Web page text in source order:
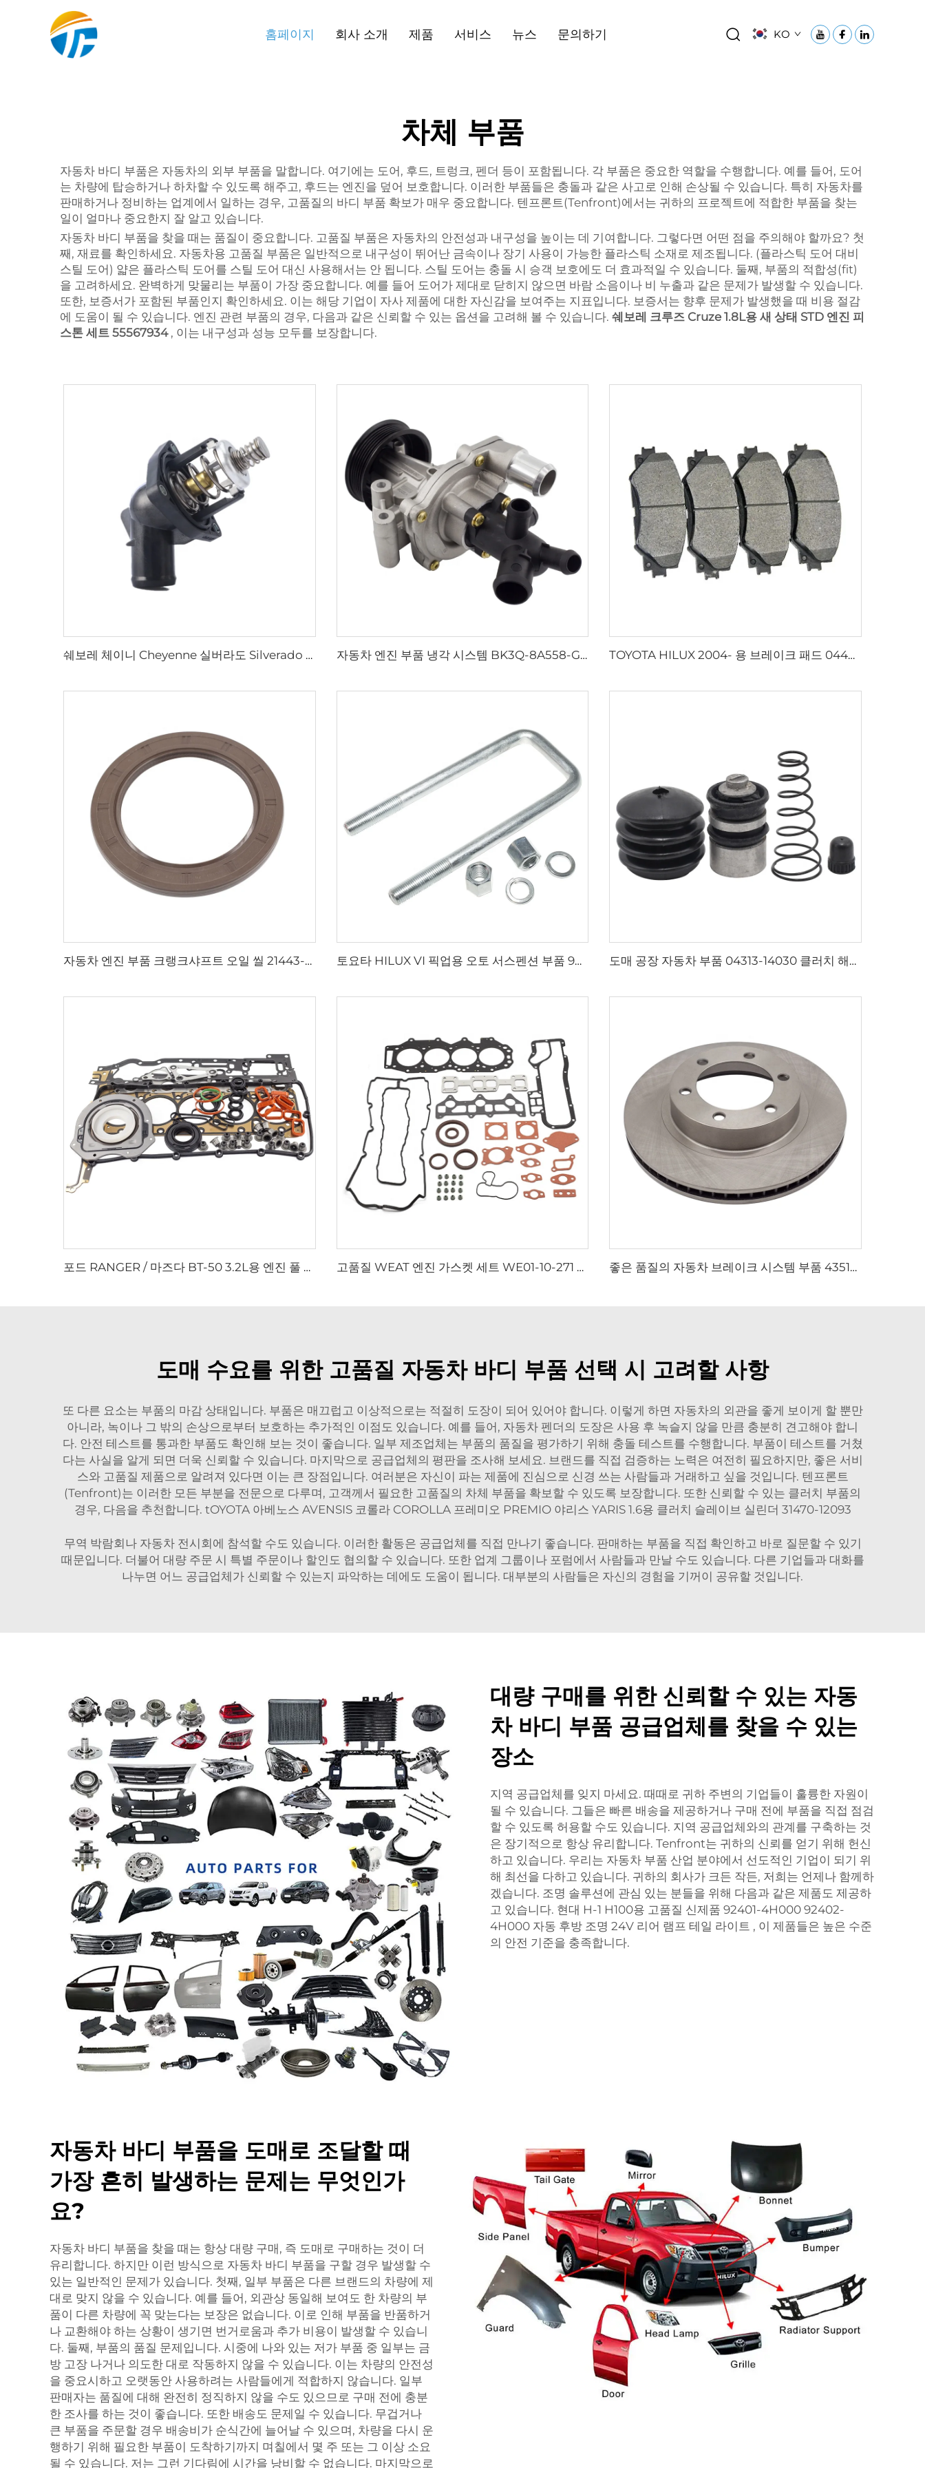
홈페이지 회사 소개 제품 서비스 뉴스 문의하기 KO
차체 부품
자동차 바디 부품은 자동차의 외부 부품을 말합니다. 여기에는 도어, 후드, 트렁크, 펜더 등이 포함됩니다. 각 부품은 중요한 역할을 수행합니다. 예를 들어, 도어
는 차량에 탑승하거나 하차할 수 있도록 해주고, 후드는 엔진을 덮어 보호합니다. 이러한 부품들은 충돌과 같은 사고로 인해 손상될 수 있습니다. 특히 자동차를
판매하거나 정비하는 업계에서 일하는 경우, 고품질의 바디 부품 확보가 매우 중요합니다. 텐프론트(Tenfront)에서는 귀하의 프로젝트에 적합한 부품을 찾는
일이 얼마나 중요한지 잘 알고 있습니다.
자동차 바디 부품을 찾을 때는 품질이 중요합니다. 고품질 부품은 자동차의 안전성과 내구성을 높이는 데 기여합니다. 그렇다면 어떤 점을 주의해야 할까요? 첫
째, 재료를 확인하세요. 자동차용 고품질 부품은 일반적으로 내구성이 뛰어난 금속이나 장기 사용이 가능한 플라스틱 소재로 제조됩니다. (플라스틱 도어 대비
스틸 도어) 얇은 플라스틱 도어를 스틸 도어 대신 사용해서는 안 됩니다. 스틸 도어는 충돌 시 승객 보호에도 더 효과적일 수 있습니다. 둘째, 부품의 적합성(fit)
을 고려하세요. 완벽하게 맞물리는 부품이 가장 중요합니다. 예를 들어 도어가 제대로 닫히지 않으면 바람 소음이나 비 누출과 같은 문제가 발생할 수 있습니다.
또한, 보증서가 포함된 부품인지 확인하세요. 이는 해당 기업이 자사 제품에 대한 자신감을 보여주는 지표입니다. 보증서는 향후 문제가 발생했을 때 비용 절감
에 도움이 될 수 있습니다. 엔진 관련 부품의 경우, 다음과 같은 신뢰할 수 있는 옵션을 고려해 볼 수 있습니다. 쉐보레 크루즈 Cruze 1.8L용 새 상태 STD 엔진 피
스톤 세트 55567934 , 이는 내구성과 성능 모두를 보장합니다.
쉐보레 체이니 Cheyenne 실버라도 Silverado 서브어반 Suburban 타호 Tahoe 5.3용 새로운 엔진 냉각수 온도조절기 워터 온도조절기 12674639 자동차 엔진 부품 냉각 시스템 BK3Q-8A558-GC 워터펌프 어셈블리 BK3Q8A558GC, 포드 레인저 3.2용 워터펌프 TOYOTA HILUX 2004- 용 브레이크 패드 04465-0K160 자동 제동 시스템
자동차 엔진 부품 크랭크샤프트 오일 씰 21443-2B020 리어 메인 씰 108*76*8mm G4FC G4FD G4FA 엔진 크랭크샤프트 씰 현대용 토요타 HILUX VI 픽업용 오토 서스펜션 부품 90117-T0002 리어 리프 스프링 2L 2L-T 3L 5L 1KD-FTV 2KD-FTV U-볼트 도매 공장 자동차 부품 04313-14030 클러치 해제 실린더 수리 키트 - 토요타 코롤라 / 다이하츠 테리오스 전용
포드 RANGER / 마즈다 BT-50 3.2L용 엔진 풀 가스킷 세트 AB39-6079-AB 오버홀 씰 가스킷 키트 고품질 WEAT 엔진 가스켓 세트 WE01-10-271 오버홀 실링 키트 포드 RANGER 3.0L / 마즈다 BT-50 3.0L용 좋은 품질의 자동차 브레이크 시스템 부품 43512-35321 브레이크 디스크, 토요타 FJ 크루저 / 랜드 크루저 프라도 전용
도매 수요를 위한 고품질 자동차 바디 부품 선택 시 고려할 사항
또 다른 요소는 부품의 마감 상태입니다. 부품은 매끄럽고 이상적으로는 적절히 도장이 되어 있어야 합니다. 이렇게 하면 자동차의 외관을 좋게 보이게 할 뿐만
아니라, 녹이나 그 밖의 손상으로부터 보호하는 추가적인 이점도 있습니다. 예를 들어, 자동차 펜더의 도장은 사용 후 녹슬지 않을 만큼 충분히 견고해야 합니
다. 안전 테스트를 통과한 부품도 확인해 보는 것이 좋습니다. 일부 제조업체는 부품의 품질을 평가하기 위해 충돌 테스트를 수행합니다. 부품이 테스트를 거쳤
다는 사실을 알게 되면 더욱 신뢰할 수 있습니다. 마지막으로 공급업체의 평판을 조사해 보세요. 브랜드를 직접 검증하는 노력은 여전히 필요하지만, 좋은 서비
스와 고품질 제품으로 알려져 있다면 이는 큰 장점입니다. 여러분은 자신이 파는 제품에 진심으로 신경 쓰는 사람들과 거래하고 싶을 것입니다. 텐프론트
(Tenfront)는 이러한 모든 부분을 전문으로 다루며, 고객께서 필요한 고품질의 차체 부품을 확보할 수 있도록 보장합니다. 또한 신뢰할 수 있는 클러치 부품의
경우, 다음을 추천합니다. tOYOTA 아베노스 AVENSIS 코롤라 COROLLA 프레미오 PREMIO 야리스 YARIS 1.6용 클러치 슬레이브 실린더 31470-12093
무역 박람회나 자동차 전시회에 참석할 수도 있습니다. 이러한 활동은 공급업체를 직접 만나기 좋습니다. 판매하는 부품을 직접 확인하고 바로 질문할 수 있기
때문입니다. 더불어 대량 주문 시 특별 주문이나 할인도 협의할 수 있습니다. 또한 업계 그룹이나 포럼에서 사람들과 만날 수도 있습니다. 다른 기업들과 대화를
나누면 어느 공급업체가 신뢰할 수 있는지 파악하는 데에도 도움이 됩니다. 대부분의 사람들은 자신의 경험을 기꺼이 공유할 것입니다.
대량 구매를 위한 신뢰할 수 있는 자동
차 바디 부품 공급업체를 찾을 수 있는
장소
지역 공급업체를 잊지 마세요. 때때로 귀하 주변의 기업들이 훌륭한 자원이
될 수 있습니다. 그들은 빠른 배송을 제공하거나 구매 전에 부품을 직접 점검
할 수 있도록 허용할 수도 있습니다. 지역 공급업체와의 관계를 구축하는 것
은 장기적으로 항상 유리합니다. Tenfront는 귀하의 신뢰를 얻기 위해 헌신
하고 있습니다. 우리는 자동차 부품 산업 분야에서 선도적인 기업이 되기 위
해 최선을 다하고 있습니다. 귀하의 회사가 크든 작든, 저희는 언제나 함께하
겠습니다. 조명 솔루션에 관심 있는 분들을 위해 다음과 같은 제품도 제공하
고 있습니다. 현대 H-1 H100용 고품질 신제품 92401-4H000 92402-
4H000 자동 후방 조명 24V 리어 램프 테일 라이트 , 이 제품들은 높은 수준
의 안전 기준을 충족합니다.
자동차 바디 부품을 도매로 조달할 때
가장 흔히 발생하는 문제는 무엇인가
요?
자동차 바디 부품을 찾을 때는 항상 대량 구매, 즉 도매로 구매하는 것이 더
유리합니다. 하지만 이런 방식으로 자동차 바디 부품을 구할 경우 발생할 수
있는 일반적인 문제가 있습니다. 첫째, 일부 부품은 다른 브랜드의 차량에 제
대로 맞지 않을 수 있습니다. 예를 들어, 외관상 동일해 보여도 한 차량의 부
품이 다른 차량에 꼭 맞는다는 보장은 없습니다. 이로 인해 부품을 반품하거
나 교환해야 하는 상황이 생기면 번거로움과 추가 비용이 발생할 수 있습니
다. 둘째, 부품의 품질 문제입니다. 시중에 나와 있는 저가 부품 중 일부는 금
방 고장 나거나 의도한 대로 작동하지 않을 수 있습니다. 이는 차량의 안전성
을 중요시하고 오랫동안 사용하려는 사람들에게 적합하지 않습니다. 일부
판매자는 품질에 대해 완전히 정직하지 않을 수도 있으므로 구매 전에 충분
한 조사를 하는 것이 좋습니다. 또한 배송도 문제일 수 있습니다. 무겁거나
큰 부품을 주문할 경우 배송비가 순식간에 늘어날 수 있으며, 차량을 다시 운
행하기 위해 필요한 부품이 도착하기까지 며칠에서 몇 주 또는 그 이상 소요
될 수 있습니다. 저는 그런 기다림에 시간을 낭비할 수 없습니다. 마지막으로